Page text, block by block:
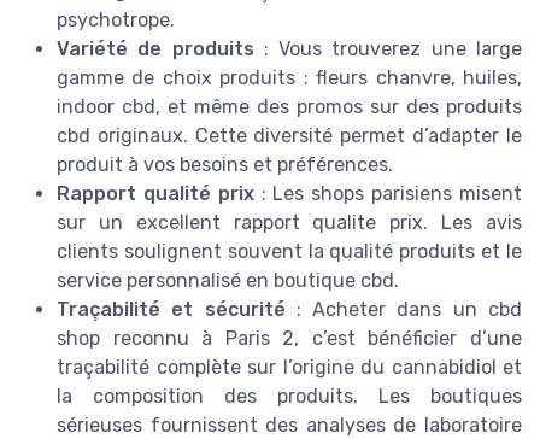
psychotrope.
Variété de produits : Vous trouverez une large
gamme de choix produits : fleurs chanvre, huiles,
indoor cbd, et même des promos sur des produits
cbd originaux. Cette diversité permet d’adapter le
produit à vos besoins et préférences.
Rapport qualité prix: Les shops parisiens misent
sur un excellent rapport qualite prix. Les avis
clients soulignent souvent la qualité produits et le
service personnalisé en boutique cbd.
Traçabilité et sécurité : Acheter dans un cbd
shop reconnu à Paris 2, c’est bénéficier d’une
traçabilité complète sur l’origine du cannabidiol et
la composition des produits. Les boutiques
sérieuses fournissent des analyses de laboratoire